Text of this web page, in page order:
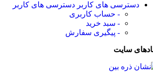
دسترسی های کاربر دسترسی های کاربر
- حساب کاربری
- سبد خرید
- پیگیری سفارش
سایت